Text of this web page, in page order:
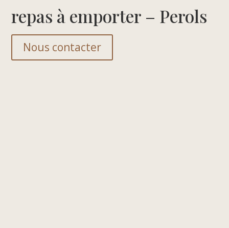
repas à emporter – Perols
Nous contacter